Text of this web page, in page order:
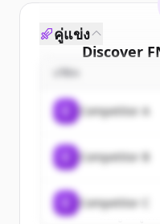
Discover
Sign up for
New
มีบัญชีอยู่แล้
คู่แข่ง
Competitor A
Competitor B
Competitor C